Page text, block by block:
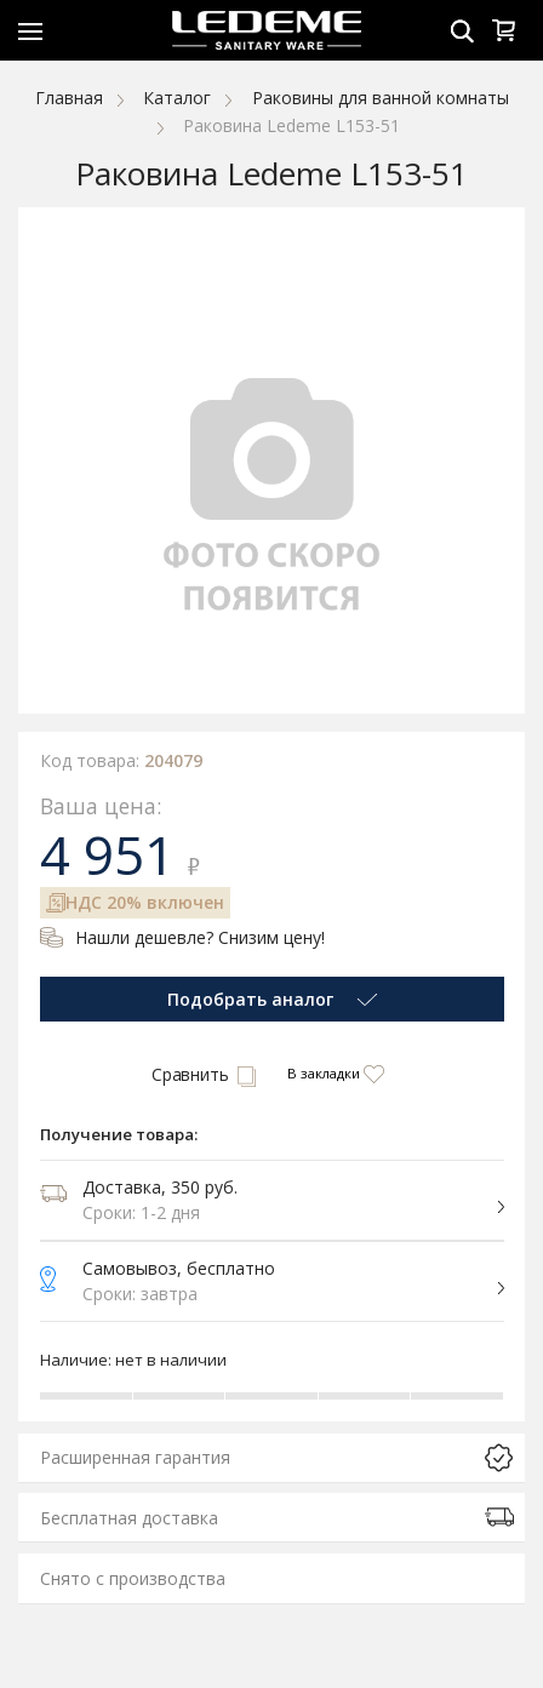
Главная Каталог
Раковины для ванной комнаты
Раковина Ledeme L153-51
Раковина Ledeme L153-51
Код товара: 204079
Ваша цена:
4 951 ₽
НДС 20% включен
Нашли дешевле? Снизим цену!
Подобрать аналог
Сравнить В закладки
Получение товара:
Доставка, 350 руб.
Сроки: 1-2 дня
Самовывоз, бесплатно
Сроки: завтра
Наличие: нет в наличии
Расширенная гарантия
Бесплатная доставка
Снято с производства